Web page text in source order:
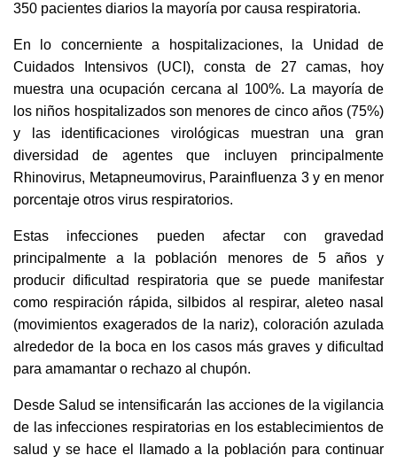
350 pacientes diarios la mayoría por causa respiratoria.
En lo concerniente a hospitalizaciones, la Unidad de
Cuidados Intensivos (UCI), consta de 27 camas, hoy
muestra una ocupación cercana al 100%. La mayoría de
los niños hospitalizados son menores de cinco años (75%)
y las identificaciones virológicas muestran una gran
diversidad de agentes que incluyen principalmente
Rhinovirus, Metapneumovirus, Parainfluenza 3 y en menor
porcentaje otros virus respiratorios.
Estas infecciones pueden afectar con gravedad
principalmente a la población menores de 5 años y
producir dificultad respiratoria que se puede manifestar
como respiración rápida, silbidos al respirar, aleteo nasal
(movimientos exagerados de la nariz), coloración azulada
alrededor de la boca en los casos más graves y dificultad
para amamantar o rechazo al chupón.
Desde Salud se intensificarán las acciones de la vigilancia
de las infecciones respiratorias en los establecimientos de
salud y se hace el llamado a la población para continuar